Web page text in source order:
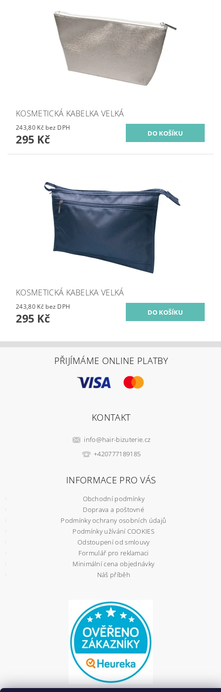
KOSMETICKÁ KABELKA VELKÁ
243,80 Kč bez DPH
295 Kč
KOSMETICKÁ KABELKA VELKÁ
243,80 Kč bez DPH
295 Kč
PŘIJÍMÁME ONLINE PLATBY
KONTAKT
info@hair-bizuterie.cz
+420777189185
INFORMACE PRO VÁS
Obchodní podmínky
Doprava a poštovné
Podmínky ochrany osobních údajů
Podmínky užívání COOKIES
Odstoupení od smlouvy
Formulář pro reklamaci
Minimální cena objednávky
Náš příběh